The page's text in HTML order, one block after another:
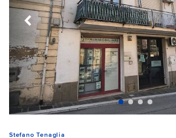
Stefano Tenaglia